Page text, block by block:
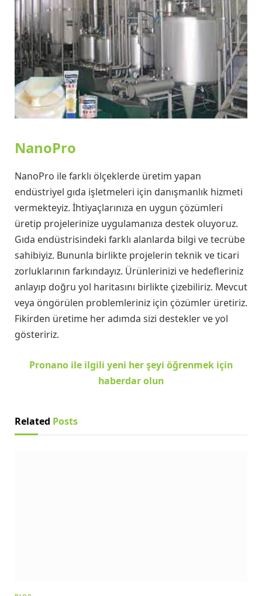
NanoPro
NanoPro ile farklı ölçeklerde üretim yapan
endüstriyel gıda işletmeleri için danışmanlık hizmeti
vermekteyiz. İhtiyaçlarınıza en uygun çözümleri
üretip projelerinize uygulamanıza destek oluyoruz.
Gıda endüstrisindeki farklı alanlarda bilgi ve tecrübe
sahibiyiz. Bununla birlikte projelerin teknik ve ticari
zorluklarının farkındayız. Ürünlerinizi ve hedefleriniz
anlayıp doğru yol haritasını birlikte çizebiliriz. Mevcut
veya öngörülen problemleriniz için çözümler üretiriz.
Fikirden üretime her adımda sizi destekler ve yol
gösteririz.
Pronano ile ilgili yeni her şeyi öğrenmek için
haberdar olun
Related Posts